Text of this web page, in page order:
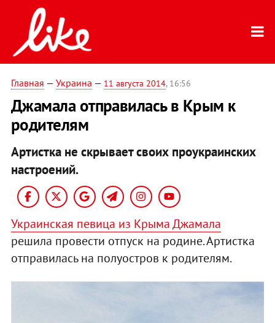
Главная — Украина — 11 августа 2014, 16:56
Джамала отправилась в Крым к
родителям
Артистка не скрывает своих проукраинских
настроений.
Украинская певица из Крыма Джамала
решила провести отпуск на родине. Артистка
отправилась на полуостров к родителям.